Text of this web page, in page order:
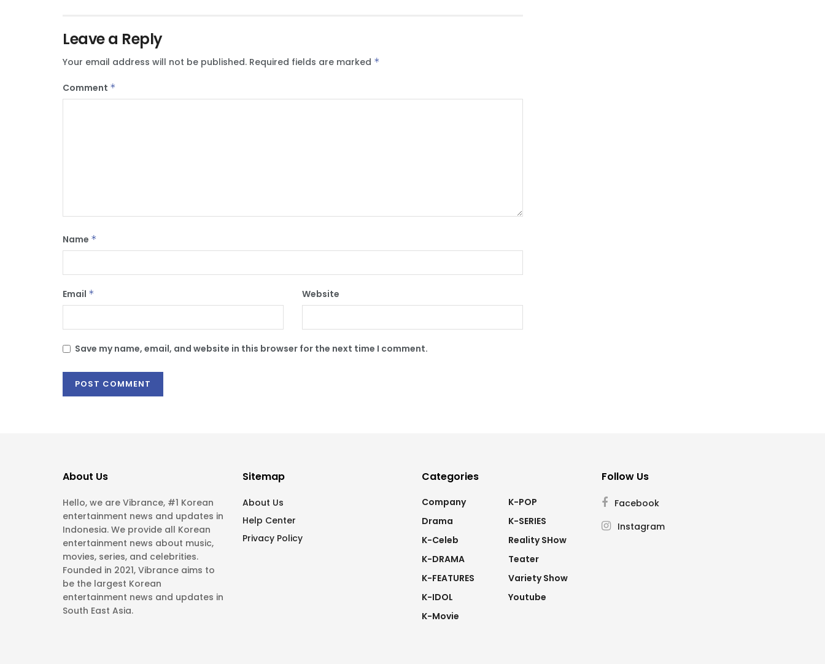
Leave a Reply
Your email address will not be published. Required fields are marked *
Comment *
Name *
Email * Website
Save my name, email, and website in this browser for the next time I comment.
About Us
Hello, we are Vibrance, #1 Korean
entertainment news and updates in
Indonesia. We provide all Korean
entertainment news about music,
movies, series, and celebrities.
Founded in 2021, Vibrance aims to
be the largest Korean
entertainment news and updates in
South East Asia.
Sitemap
About Us
Help Center
Privacy Policy
Categories
Company
Drama
K-Celeb
K-DRAMA
K-FEATURES
K-IDOL
K-Movie
K-POP
K-SERIES
Reality SHow
Teater
Variety Show
Youtube
Follow Us
Facebook
Instagram